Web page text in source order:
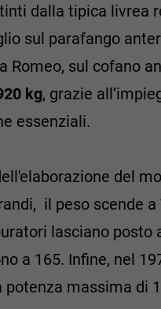
dalla tipica livrea
sul parafango
sul cofano
kg, grazie
essenziali.
del
il peso scende a
lasciano posto
a 165. Infine, nel
massima di